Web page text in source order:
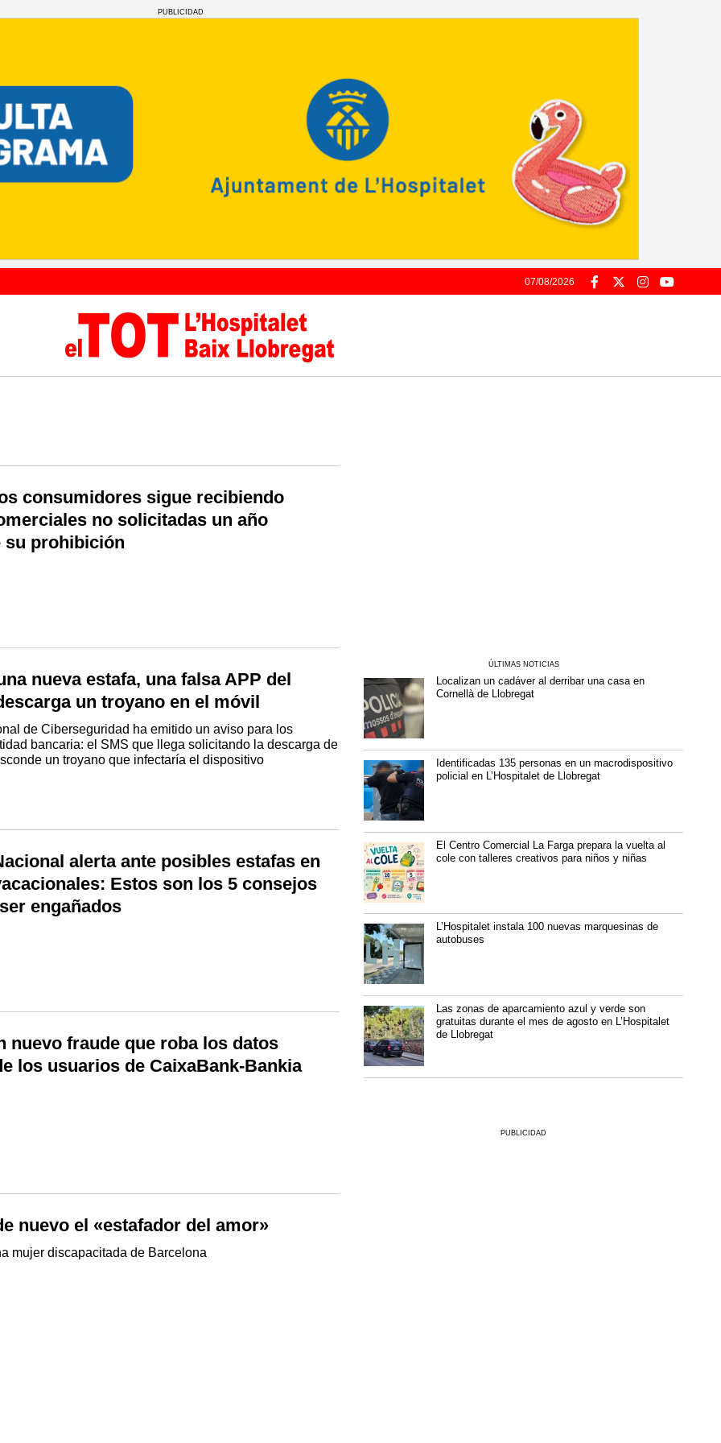
PUBLICIDAD
07/08/2026
consumidores sigue recibiendo
no solicitadas un año
su prohibición
nueva estafa, una falsa APP del
un troyano en el móvil
de Ciberseguridad ha emitido un aviso para los
bancaria: el SMS que llega solicitando la descarga de
un troyano que infectaría el dispositivo
alerta ante posibles estafas en
Estos son los 5 consejos
engañados
nuevo fraude que roba los datos
los usuarios de CaixaBank-Bankia
nuevo el «estafador del amor»
mujer discapacitada de Barcelona
ÚLTIMAS NOTICIAS
Localizan un cadáver al derribar una casa en
Cornellà de Llobregat
Identificadas 135 personas en un macrodispositivo
policial en L’Hospitalet de Llobregat
El Centro Comercial La Farga prepara la vuelta al
cole con talleres creativos para niños y niñas
L’Hospitalet instala 100 nuevas marquesinas de
autobuses
Las zonas de aparcamiento azul y verde son
gratuitas durante el mes de agosto en L’Hospitalet
de Llobregat
PUBLICIDAD